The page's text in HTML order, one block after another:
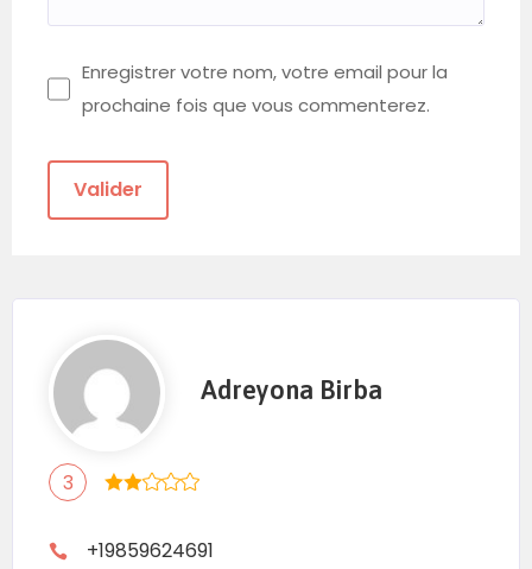
Enregistrer votre nom, votre email pour la
prochaine fois que vous commenterez.
Adreyona Birba
3
+19859624691